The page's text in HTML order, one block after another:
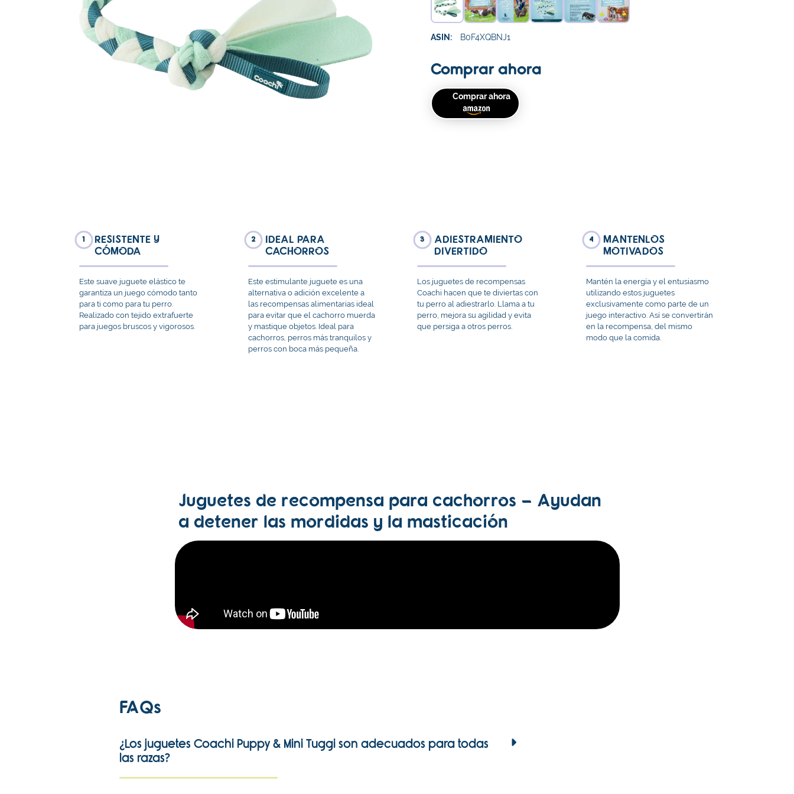
ASIN: B0F4XQBNJ1
Comprar ahora
Comprar ahora
1
RESISTENTE Y
CÓMODA
Este suave juguete elástico te
garantiza un juego cómodo tanto
para ti como para tu perro.
Realizado con tejido extrafuerte
para juegos bruscos y vigorosos.
2
IDEAL PARA
CACHORROS
Este estimulante juguete es una
alternativa o adición excelente a
las recompensas alimentarias ideal
para evitar que el cachorro muerda
y mastique objetos. Ideal para
cachorros, perros más tranquilos y
perros con boca más pequeña.
3
ADIESTRAMIENTO
DIVERTIDO
Los juguetes de recompensas
Coachi hacen que te diviertas con
tu perro al adiestrarlo. Llama a tu
perro, mejora su agilidad y evita
que persiga a otros perros.
4
MANTENLOS
MOTIVADOS
Mantén la energía y el entusiasmo
utilizando estos juguetes
exclusivamente como parte de un
juego interactivo. Así se convertirán
en la recompensa, del mismo
modo que la comida.
Juguetes de recompensa para cachorros – Ayudan
a detener las mordidas y la masticación
FAQs
¿Los juguetes Coachi Puppy & Mini Tuggi son adecuados para todas
las razas?
No, esta gama está pensada especialmente para razas pequeñas y